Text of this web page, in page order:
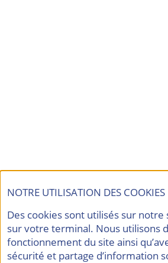
NOTRE UTILISATION DES COOKIES
Des cookies sont utilisés sur
sur votre terminal. Nous utilisons
fonctionnement du site ainsi
sécurité et partage d’information